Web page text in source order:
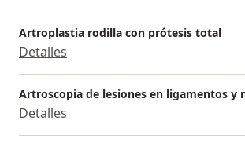
Artroplastia rodilla con prótesis total
Detalles
Artroscopia de lesiones en ligamentos y
Detalles